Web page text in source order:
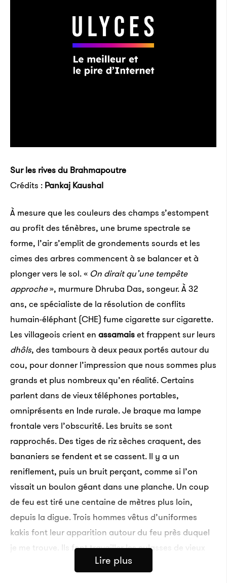
Sur les rives du Brahmapoutre
Crédits : Pankaj Kaushal
À mesure que les couleurs des champs s’estompent
au profit des ténèbres, une brume spectrale se
forme, l’air s’emplit de grondements sourds et les
cimes des arbres commencent à se balancer et à
plonger vers le sol. « On dirait qu’une tempête
approche», murmure Dhruba Das, songeur. À 32
ans, ce spécialiste de la résolution de conflits
humain-éléphant (CHE) fume cigarette sur cigarette.
Les villageois crient en assamaiset frappent sur leurs
dhôls, des tambours à deux peaux portés autour du
cou, pour donner l’impression que nous sommes plus
grands et plus nombreux qu’en réalité. Certains
parlent dans de vieux téléphones portables,
omniprésents en Inde rurale. Je braque ma lampe
frontale vers l’obscurité. Les bruits se sont
rapprochés. Des tiges de riz sèches craquent, des
bananiers se fendent et se cassent. Il y a un
reniflement, puis un bruit perçant, comme si l’on
vissait un boulon géant dans une planche. Un coup
de feu est tiré une centaine de mètres plus loin,
depuis la digue. Trois hommes vêtus d’uniformes
kakis font leur apparition autour du feu près duquel
je me trouve. Ils font travailler les culasses de vieux
fusils et les portent à la hanche, pointés juste au-
Lire plus